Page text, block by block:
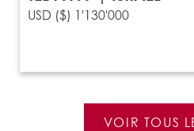
USD ($) 1'130'000
VOIR TOUS